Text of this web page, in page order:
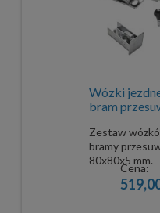
Wózki
bram
mm -
Zestaw
bramy
80x80x5 mm.
Cena: